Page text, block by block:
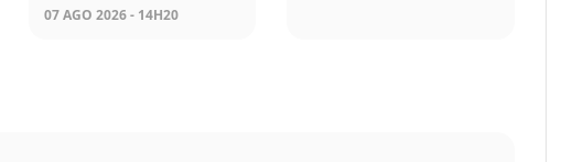
07 AGO 2026 - 14H20